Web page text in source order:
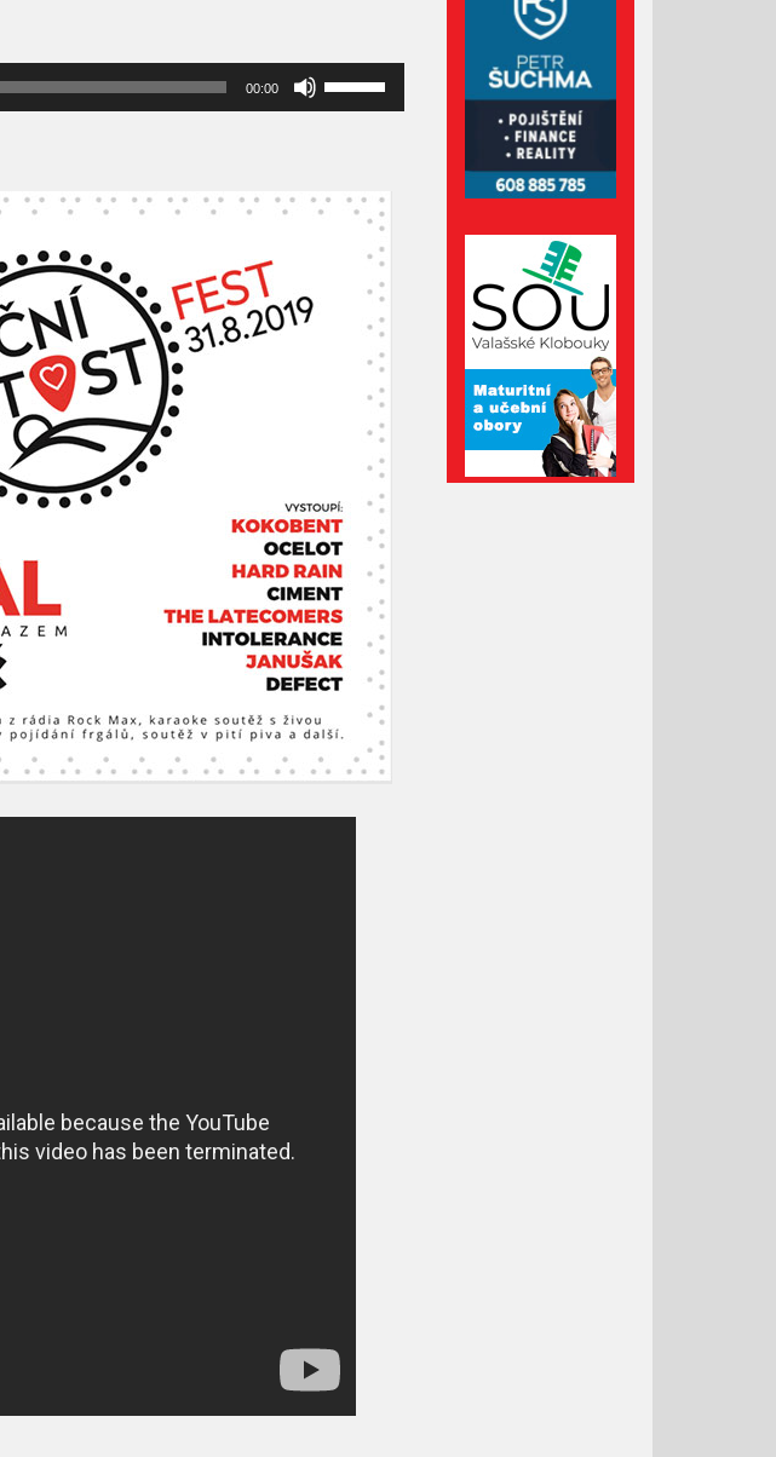
Prosinec 2021
Listopad 2021
Říjen 2021
Září 2021
Srpen 2021
Červenec 2021
Červen 2021
Květen 2021
Duben 2021
Březen 2021
Únor 2021
Leden 2021
Prosinec 2020
Listopad 2020
00:00
snížíte
hlasitosti.